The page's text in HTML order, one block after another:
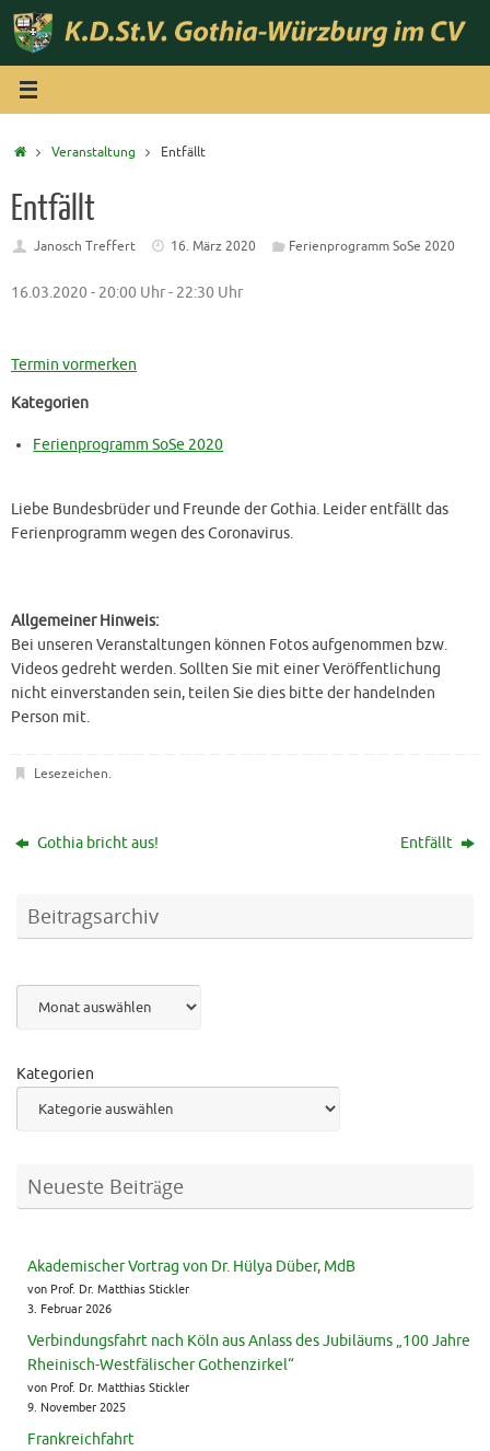
Zum
Inhalt
springen
StartVeranstaltung Entfällt
Entfällt
Janosch Treffert 16. März 2020 Ferienprogramm SoSe 2020
16.03.2020 - 20:00 Uhr - 22:30 Uhr
Termin vormerken
Kategorien
Ferienprogramm SoSe 2020
Liebe Bundesbrüder und Freunde der Gothia. Leider entfällt das
Ferienprogramm wegen des Coronavirus.
Allgemeiner Hinweis:
Bei unseren Veranstaltungen können Fotos aufgenommen bzw.
Videos gedreht werden. Sollten Sie mit einer Veröffentlichung
nicht einverstanden sein, teilen Sie dies bitte der handelnden
Person mit.
Lesezeichen.
Gothia bricht aus! Entfällt
Beitragsarchiv
Kategorien
Neueste Beiträge
Akademischer Vortrag von Dr. Hülya Düber, MdB
von Prof. Dr. Matthias Stickler
3. Februar 2026
Verbindungsfahrt nach Köln aus Anlass des Jubiläums „100 Jahre
Rheinisch-Westfälischer Gothenzirkel“
von Prof. Dr. Matthias Stickler
9. November 2025
Frankreichfahrt